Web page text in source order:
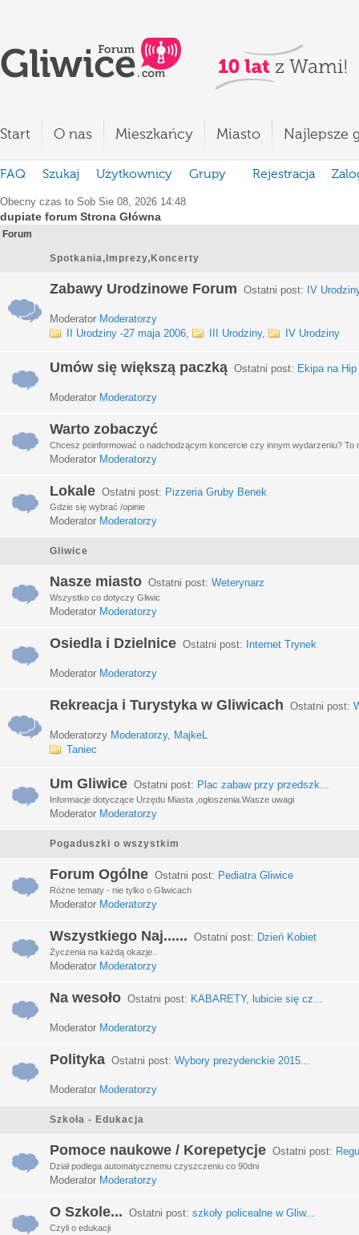
Start O nas Mieszkańcy Miasto Najlepsze
FAQ Szukaj Użytkownicy Grupy Rejestracja
Obecny czas to Sob Sie 08, 2026 14:48
dupiate forum Strona Główna
Forum
Spotkania,Imprezy,Koncerty
Zabawy Urodzinowe Forum Ostatni post: IV
Moderator Moderatorzy
II Urodziny -27 maja 2006, III Urodziny, IV Urodziny
Umów się większą paczką Ostatni post: Ekipa na
Moderator Moderatorzy
Warto zobaczyć
Chcesz poinformować o nadchodzącym koncercie czy innym wydarzeniu? To
Moderator Moderatorzy
Lokale Ostatni post: Pizzeria Gruby Benek
Gdzie się wybrać /opinie
Moderator Moderatorzy
Gliwice
Nasze miasto Ostatni post: Weterynarz
Wszystko co dotyczy Gliwic
Moderator Moderatorzy
Osiedla i Dzielnice Ostatni post: Internet Trynek
Moderator Moderatorzy
Rekreacja i Turystyka w Gliwicach Ostatni post:
Moderatorzy Moderatorzy, MajkeL
Taniec
Um Gliwice Ostatni post: Plac zabaw przy przedszk...
Informacje dotyczące Urzędu Miasta ,ogłoszenia.Wasze uwagi
Moderator Moderatorzy
Pogaduszki o wszystkim
Forum Ogólne Ostatni post: Pediatra Gliwice
Różne tematy - nie tylko o Gliwicach
Moderator Moderatorzy
Wszystkiego Naj...... Ostatni post: Dzień Kobiet
Życzenia na każdą okazje..
Moderator Moderatorzy
Na wesoło Ostatni post: KABARETY, lubicie się cz...
Moderator Moderatorzy
Polityka Ostatni post: Wybory prezydenckie 2015...
Moderator Moderatorzy
Szkoła - Edukacja
Pomoce naukowe / Korepetycje Ostatni post:
Dział podlega automatycznemu czyszczeniu co 90dni
Moderator Moderatorzy
O Szkole... Ostatni post: szkoły policealne w Gliw...
Czyli o edukacji